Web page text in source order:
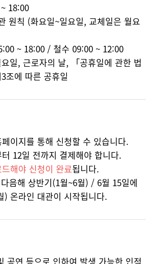
18:00
원칙 (화요일~일요일, 교체일은 월요
~ 18:00 / 철수 09:00 ~ 12:00
일, 근로자의 날, 「공휴일에 관한 법
조에 따른 공휴일
이지를 통해 신청할 수 있습니다.
12일 전까지 결제해야 합니다.
해야 신청이 완료됩니다.
음해 상반기(1월~6월) / 6월 15일에
) 온라인 대관이 시작됩니다.
공연 등으로 인하여 발생 가능한 인적